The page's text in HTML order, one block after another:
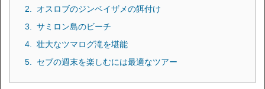
オスロブのジンベイザメの餌付け
サミロン島のビーチ
壮大なツマログ滝を堪能
セブの週末を楽しむには最適なツアー